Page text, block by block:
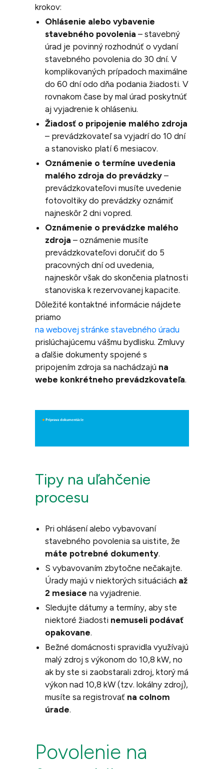
krokov:
Ohlásenie alebo vybavenie
stavebného povolenia – stavebný
úrad je povinný rozhodnúť o vydaní
stavebného povolenia do 30 dní. V
komplikovaných prípadoch maximálne
do 60 dní odo dňa podania žiadosti. V
rovnakom čase by mal úrad poskytnúť
aj vyjadrenie k ohláseniu.
Žiadosť o pripojenie malého zdroja
– prevádzkovateľ sa vyjadrí do 10 dní
a stanovisko platí 6 mesiacov.
Oznámenie o termíne uvedenia
malého zdroja do prevádzky –
prevádzkovateľovi musíte uvedenie
fotovoltiky do prevádzky oznámiť
najneskôr 2 dni vopred.
Oznámenie o prevádzke malého
zdroja – oznámenie musíte
prevádzkovateľovi doručiť do 5
pracovných dní od uvedenia,
najneskôr však do skončenia platnosti
stanoviska k rezervovanej kapacite.
Dôležité kontaktné informácie nájdete
priamo
na webovej stránke stavebného úradu
prislúchajúcemu vášmu bydlisku. Zmluvy
a ďalšie dokumenty spojené s
pripojením zdroja sa nachádzajú na
webe konkrétneho prevádzkovateľa.
Tipy na uľahčenie
procesu
Pri ohlásení alebo vybavovaní
stavebného povolenia sa uistite, že
máte potrebné dokumenty.
S vybavovaním zbytočne nečakajte.
Úrady majú v niektorých situáciách až
2 mesiace na vyjadrenie.
Sledujte dátumy a termíny, aby ste
niektoré žiadosti nemuseli podávať
opakovane.
Bežné domácnosti spravidla využívajú
malý zdroj s výkonom do 10,8 kW, no
ak by ste si zaobstarali zdroj, ktorý má
výkon nad 10,8 kW (tzv. lokálny zdroj),
musíte sa registrovať na colnom
úrade.
Povolenie na